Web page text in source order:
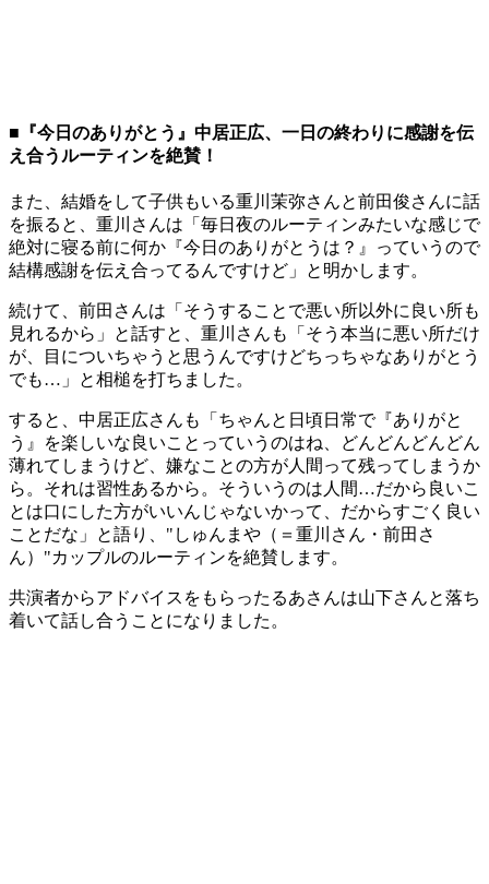
■『今日のありがとう』中居正広、一日の終わりに感謝を伝
え合うルーティンを絶賛！
また、結婚をして子供もいる重川茉弥さんと前田俊さんに話
を振ると、重川さんは「毎日夜のルーティンみたいな感じで
絶対に寝る前に何か『今日のありがとうは？』っていうので
結構感謝を伝え合ってるんですけど」と明かします。
続けて、前田さんは「そうすることで悪い所以外に良い所も
見れるから」と話すと、重川さんも「そう本当に悪い所だけ
が、目についちゃうと思うんですけどちっちゃなありがとう
でも…」と相槌を打ちました。
すると、中居正広さんも「ちゃんと日頃日常で『ありがと
う』を楽しいな良いことっていうのはね、どんどんどんどん
薄れてしまうけど、嫌なことの方が人間って残ってしまうか
ら。それは習性あるから。そういうのは人間…だから良いこ
とは口にした方がいいんじゃないかって、だからすごく良い
ことだな」と語り、"しゅんまや（＝重川さん・前田さ
ん）"カップルのルーティンを絶賛します。
共演者からアドバイスをもらったるあさんは山下さんと落ち
着いて話し合うことになりました。